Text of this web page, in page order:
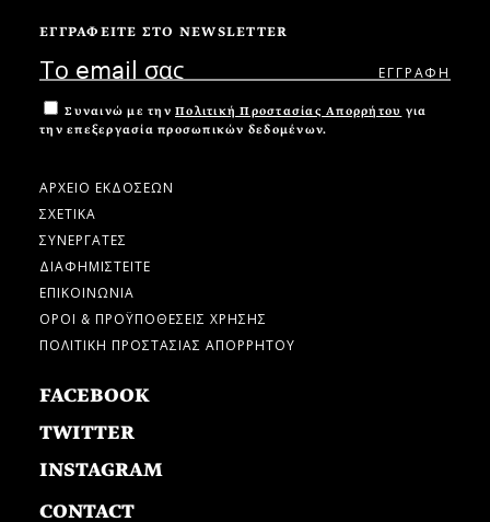
ΕΓΓΡΑΦΕΙΤΕ ΣΤΟ NEWSLETTER
Συναινώ με την Πολιτική Προστασίας Απορρήτου για
την επεξεργασία προσωπικών δεδομένων.
ΑΡΧΕΙΟ ΕΚΔΟΣΕΩΝ
ΣΧΕΤΙΚΑ
ΣΥΝΕΡΓΑΤΕΣ
ΔΙΑΦΗΜΙΣΤΕΙΤΕ
ΕΠΙΚΟΙΝΩΝΙΑ
ΟΡΟΙ & ΠΡΟΫΠΟΘΕΣΕΙΣ ΧΡΗΣΗΣ
ΠΟΛΙΤΙΚΗ ΠΡΟΣΤΑΣΙΑΣ ΑΠΟΡΡΗΤΟΥ
FACEBOOK
TWITTER
INSTAGRAM
CONTACT